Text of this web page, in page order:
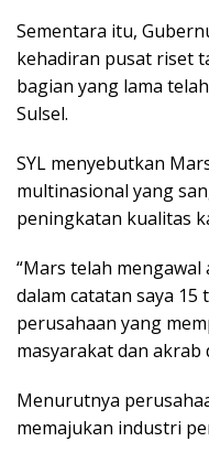
Sementara itu,
kehadiran pusat riset
bagian yang lama
Sulsel.
SYL menyebutkan
multinasional yang
peningkatan kualitas
“Mars telah
dalam catatan saya 15
perusahaan yang
masyarakat dan akrab
Menurutnya
memajukan industri